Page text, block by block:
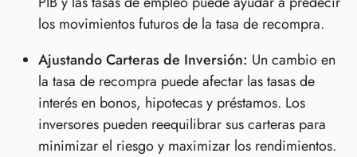
los movimientos futuros de la tasa de recompra.
Ajustando Carteras de Inversión: Un cambio en
la tasa de recompra puede afectar las tasas de
interés en bonos, hipotecas y préstamos. Los
inversores pueden reequilibrar sus carteras para
minimizar el riesgo y maximizar los rendimientos.